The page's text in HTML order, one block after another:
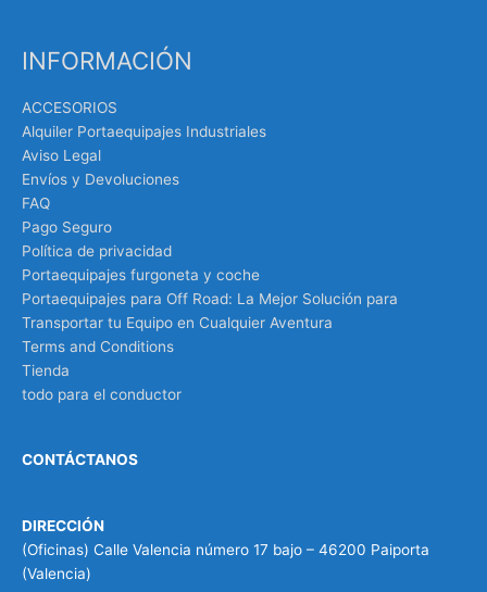
INFORMACIÓN
ACCESORIOS
Alquiler Portaequipajes Industriales
Aviso Legal
Envíos y Devoluciones
FAQ
Pago Seguro
Política de privacidad
Portaequipajes furgoneta y coche
Portaequipajes para Off Road: La Mejor Solución para
Transportar tu Equipo en Cualquier Aventura
Terms and Conditions
Tienda
todo para el conductor
CONTÁCTANOS
DIRECCIÓN
(Oficinas) Calle Valencia número 17 bajo – 46200 Paiporta
(Valencia)